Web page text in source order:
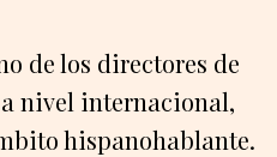
de los directores de
nivel internacional,
hispanohablante.